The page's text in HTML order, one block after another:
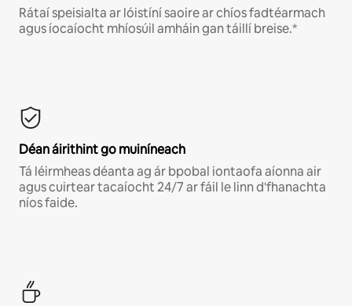
Rátaí speisialta ar lóistíní saoire ar chíos fadtéarmach
agus íocaíocht mhíosúil amháin gan táillí breise.*
Déan áirithint go muiníneach
Tá léirmheas déanta ag ár bpobal iontaofa aíonna air
agus cuirtear tacaíocht 24/7 ar fáil le linn d'fhanachta
níos faide.